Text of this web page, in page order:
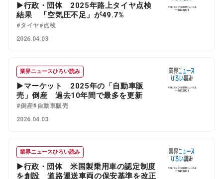
▶行政・団体 2025年路上タイヤ点検
結果 「空気圧不足」が49.7%
#タイヤ#点検
2026.04.03
業界ニュースひろい読み
▶マーケット 2025年の「自動車販
売」倒産 過去10年間で最多を更新
#倒産#自動車販売
2026.04.03
業界ニュースひろい読み
▶行政・団体 米国製乗用車の認定制度
を創設 道路運送車両の保安基準を改正